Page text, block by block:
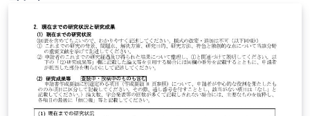
u.ac.jp/~taku/kakenhiLaTeX/